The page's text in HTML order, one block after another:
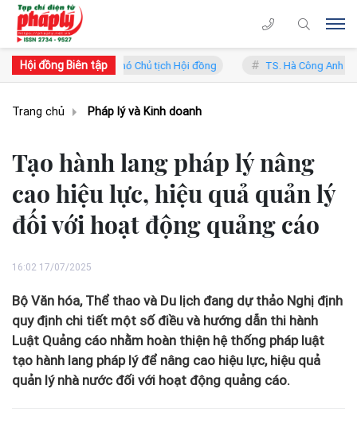
Hội đồng Biên tập
Trung Lý - Phó Chủ tịch Hội đồng TS. Hà Công Anh Bảo - Phó
Trang chủ Pháp lý và Kinh doanh
Tạo hành lang pháp lý nâng
cao hiệu lực, hiệu quả quản lý
đối với hoạt động quảng cáo
16:02 17/07/2025
Bộ Văn hóa, Thể thao và Du lịch đang dự thảo Nghị định
quy định chi tiết một số điều và hướng dẫn thi hành
Luật Quảng cáo nhằm hoàn thiện hệ thống pháp luật
tạo hành lang pháp lý để nâng cao hiệu lực, hiệu quả
quản lý nhà nước đối với hoạt động quảng cáo.